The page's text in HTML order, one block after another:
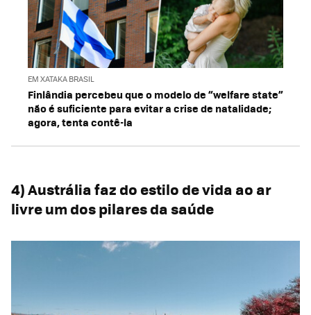
EM XATAKA BRASIL
Finlândia percebeu que o modelo de “welfare state”
não é suficiente para evitar a crise de natalidade;
agora, tenta contê-la
4) Austrália faz do estilo de vida ao ar
livre um dos pilares da saúde